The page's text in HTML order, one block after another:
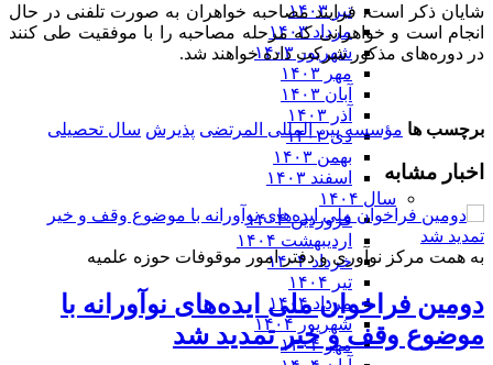
تیر ۱۴۰۳
مرداد ۱۴۰۳
شهریور ۱۴۰۳
مهر ۱۴۰۳
آبان ۱۴۰۳
آذر ۱۴۰۳
دی ۱۴۰۳
بهمن ۱۴۰۳
اسفند ۱۴۰۳
سال ۱۴۰۴
فروردین ۱۴۰۴
اردیبهشت ۱۴۰۴
خرداد ۱۴۰۴
تیر ۱۴۰۴
مرداد ۱۴۰۴
شهریور ۱۴۰۴
مهر ۱۴۰۴
شایان ذکر است، فرایند مصاحبه خواهران به صورت تلفنی در حال
انجام است و خواهرانی که مرحله مصاحبه را با موفقیت طی کنند
در دوره‌های مذکور شرکت داده خواهند شد.
برچسب ها مؤسسه بین المللی المرتضی پذیرش سال تحصیلی
اخبار مشابه
به همت مرکز نوآوری و دفتر امور موقوفات حوزه علمیه
دومین فراخوان ملی ایده‌های نوآورانه با
موضوع وقف و خیر تمدید شد